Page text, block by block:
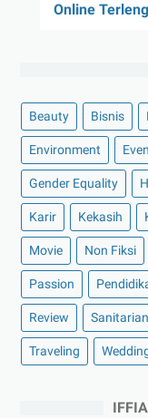
Online
Beauty Bisnis
Environment
Gender Equality
Karir Kekasih
Movie Non Fiksi
Passion
Review Sanitarian
Traveling